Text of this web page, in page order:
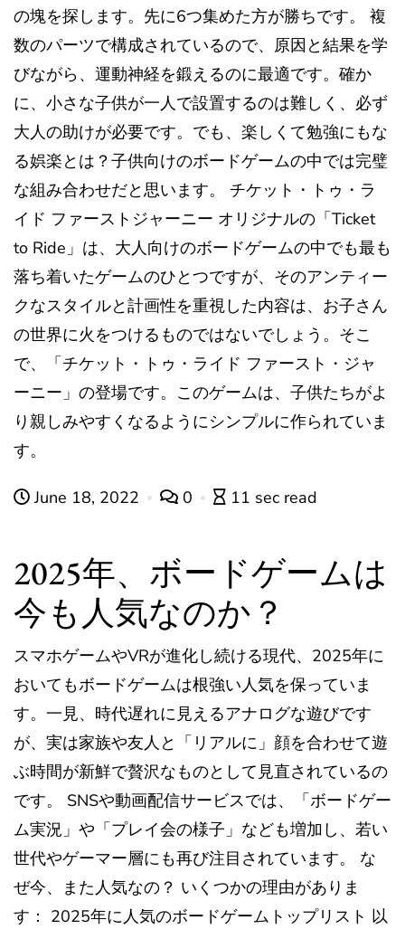
の塊を探します。先に6つ集めた方が勝ちです。 複
数のパーツで構成されているので、原因と結果を学
びながら、運動神経を鍛えるのに最適です。確か
に、小さな子供が一人で設置するのは難しく、必ず
大人の助けが必要です。でも、楽しくて勉強にもな
る娯楽とは？子供向けのボードゲームの中では完璧
な組み合わせだと思います。 チケット・トゥ・ラ
イド ファーストジャーニー オリジナルの「Ticket
to Ride」は、大人向けのボードゲームの中でも最も
落ち着いたゲームのひとつですが、そのアンティー
クなスタイルと計画性を重視した内容は、お子さん
の世界に火をつけるものではないでしょう。そこ
で、「チケット・トゥ・ライド ファースト・ジャ
ーニー」の登場です。このゲームは、子供たちがよ
り親しみやすくなるようにシンプルに作られていま
す。
June 18, 2022 0 11 sec read
2025年、ボードゲームは
今も人気なのか？
スマホゲームやVRが進化し続ける現代、2025年に
おいてもボードゲームは根強い人気を保っていま
す。一見、時代遅れに見えるアナログな遊びです
が、実は家族や友人と「リアルに」顔を合わせて遊
ぶ時間が新鮮で贅沢なものとして見直されているの
です。 SNSや動画配信サービスでは、「ボードゲー
ム実況」や「プレイ会の様子」なども増加し、若い
世代やゲーマー層にも再び注目されています。 な
ぜ今、また人気なの？ いくつかの理由がありま
す： 2025年に人気のボードゲームトップリスト 以